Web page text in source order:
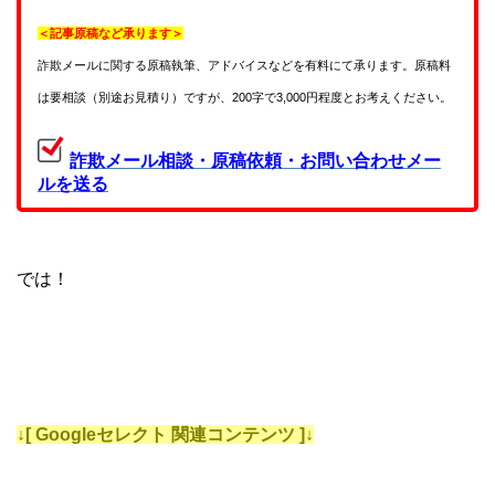
＜記事原稿など承ります＞
詐欺メールに関する原稿執筆、アドバイスなどを有料にて承ります。原稿料
は要相談（別途お見積り）ですが、200字で3,000円程度とお考えください。
詐欺メール相談・原稿依頼・お問い合わせメー
ルを送る
では！
↓[ Googleセレクト 関連コンテンツ ]↓